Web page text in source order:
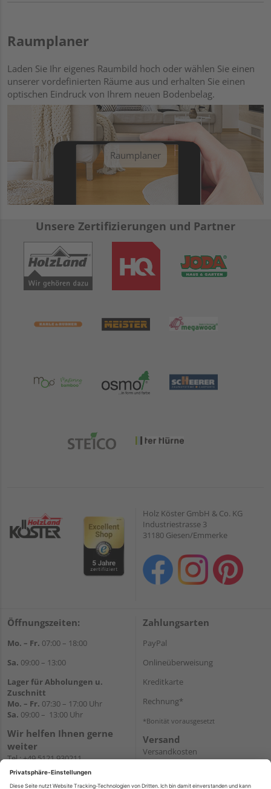
Raumplaner
Laden Sie Ihr eigenes Raumbild hoch oder wählen Sie einen
unserer vordefinierten Räume aus und erhalten Sie einen
optischen Eindruck von Ihrem neuen Bodenbelag.
Raumplaner
Unsere Zertifizierungen und Partner
Holz Köster GmbH & Co. KG
Industriestrasse 3
31180 Giesen/Emmerke
Öffnungszeiten:
Mo. – Fr. 07:00 – 18:00
Sa. 09:00 – 13:00
Lager für Abholungen u.
Zuschnitt
Mo. – Fr. 07:30 – 17:00 Uhr
Sa. 09:00 – 13:00 Uhr
Wir helfen Ihnen gerne
weiter
Tel.:+49 5121 930211
E-Mail:holzlandshop@holzland-
Zahlungsarten
PayPal
Onlineüberweisung
Kreditkarte
Rechnung*
*Bonität vorausgesetzt
Versand
Versandkosten